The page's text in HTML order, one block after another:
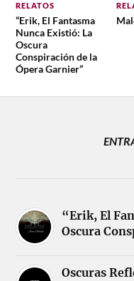
RELATOS
“Erik, El Fantasma
Nunca Existió: La
Oscura
Conspiración de la
Ópera Garnier”
“Erik, El
Oscura
Oscuras